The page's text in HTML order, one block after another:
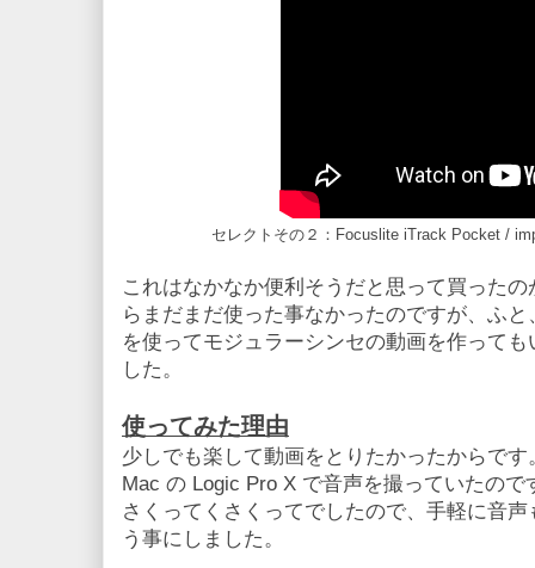
セレクトその２：Focuslite iTrack Pocket /
これはなかなか便利そうだと思って買った
らまだまだ使った事なかったのですが、ふ
を使ってモジュラーシンセの動画を作って
した。
使ってみた理由
少しでも楽して動画をとりたかったからで
Mac の Logic Pro X で音声を撮っていたの
さくってくさくってでしたので、手軽に音
う事にしました。